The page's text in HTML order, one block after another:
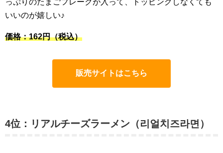
いいのが嬉しい♪
価格：162円（税込）
販売サイトはこちら
4位：リアルチーズラーメン（리얼치즈라면）